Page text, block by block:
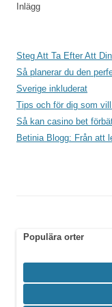
Inlägg
Steg Att Ta Efter Att
Så planerar du den
Sverige inkluderat
Tips och för dig som
Så kan casino bet
Betinia Blogg: Från att
Populära orter